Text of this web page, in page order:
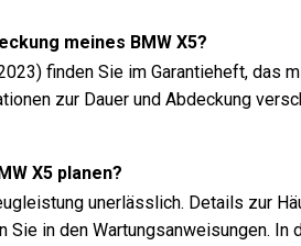
meines BMW X5?
finden Sie im Garantieheft, das
zur Dauer und Abdeckung
X5 planen?
unerlässlich. Details zur
in den Wartungsanweisungen. In